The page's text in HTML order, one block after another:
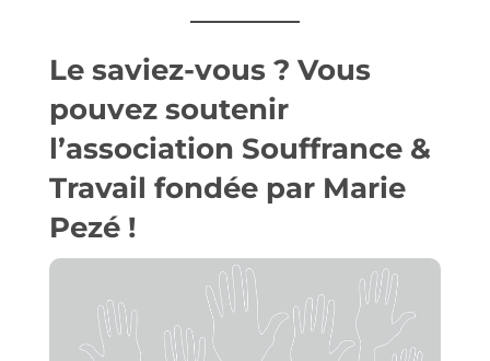
Le saviez-vous ? Vous
pouvez soutenir
l’association Souffrance &
Travail fondée par Marie
Pezé !